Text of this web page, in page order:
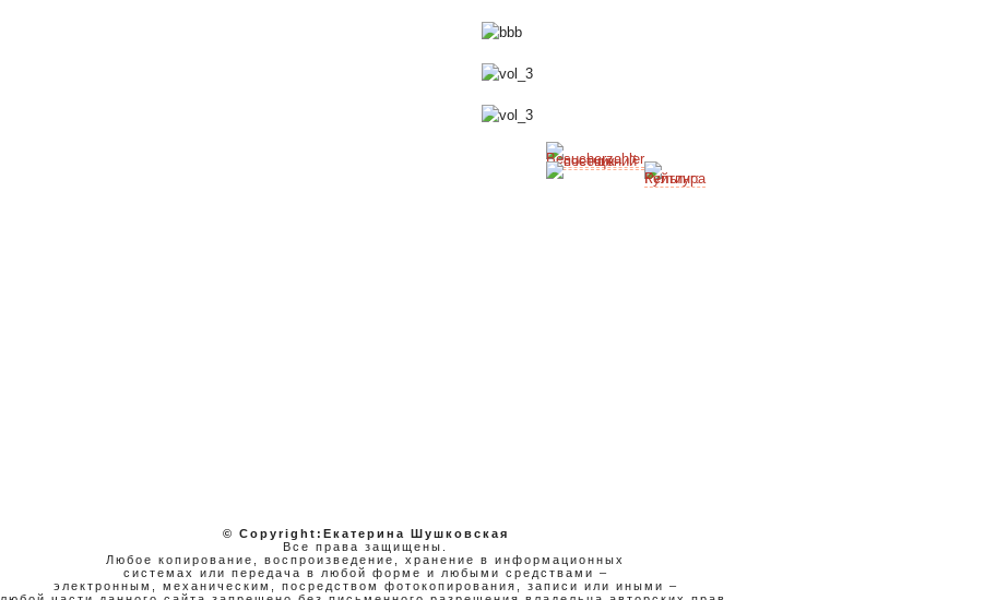
© Copyright:Екатерина Шушковская
Все права защищены.
Любое копирование, воспроизведение, хранение в информационных
системах или передача в любой форме и любыми средствами –
электронным, механическим, посредством фотокопирования, записи или иными –